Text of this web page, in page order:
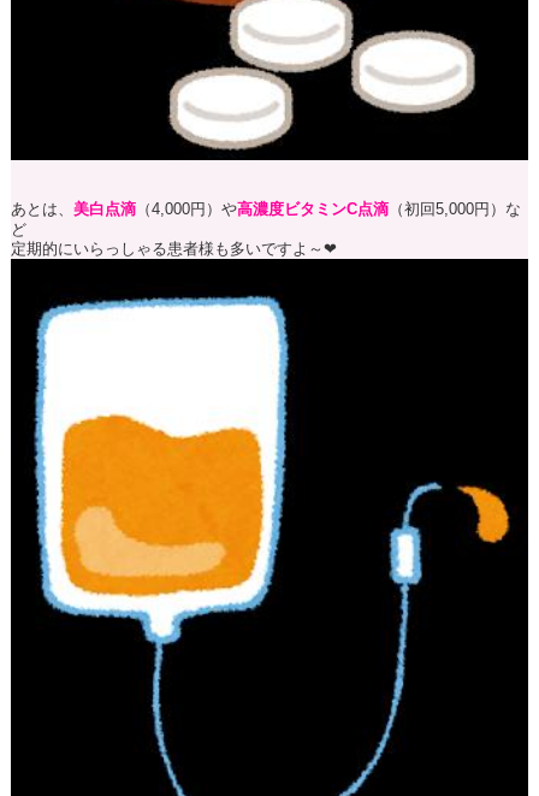
あとは、 美白点滴（4,000円）や高濃度ビタミンC点滴（初回5,000円）な
ど
定期的にいらっしゃる患者様も多いですよ～❤